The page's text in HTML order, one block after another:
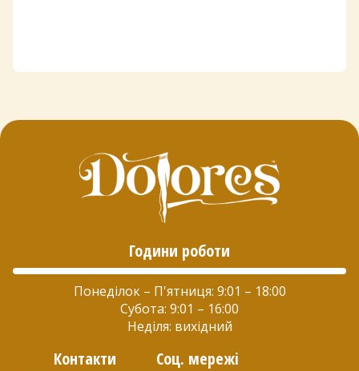
Години роботи
Понеділок – П'ятниця: 9:01 – 18:00
Субота: 9:01 – 16:00
Неділя: вихідний
Контакти Соц. мережі